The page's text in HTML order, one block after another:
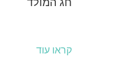
קראו עוד